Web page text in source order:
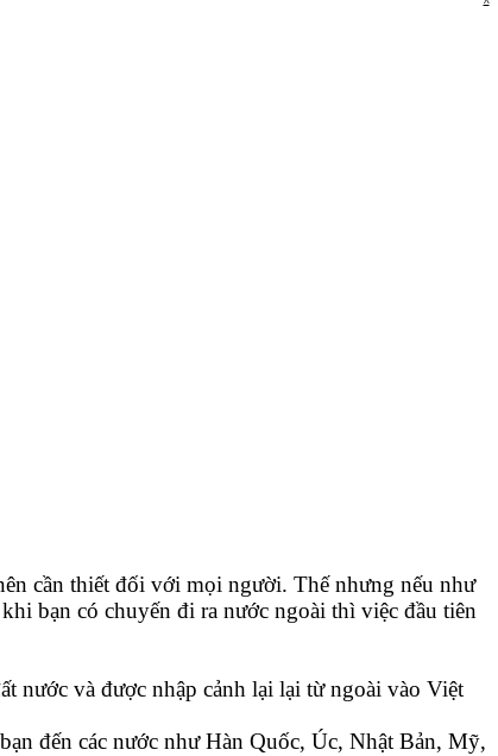
cần thiết đối với mọi người. Thế nhưng nếu như
bạn có chuyến đi ra nước ngoài thì việc đầu tiên
nước và được nhập cảnh lại lại từ ngoài vào Việt
đến các nước như Hàn Quốc, Úc, Nhật Bản, Mỹ,